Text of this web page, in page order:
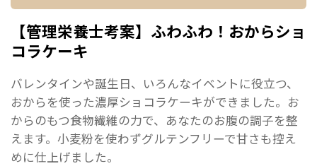
【管理栄養士考案】ふわふわ！おからショ
コラケーキ
バレンタインや誕生日、いろんなイベントに役立つ、
おからを使った濃厚ショコラケーキができました。お
からのもつ食物繊維の力で、あなたのお腹の調子を整
えます。小麦粉を使わずグルテンフリーで甘さも控え
めに仕上げました。